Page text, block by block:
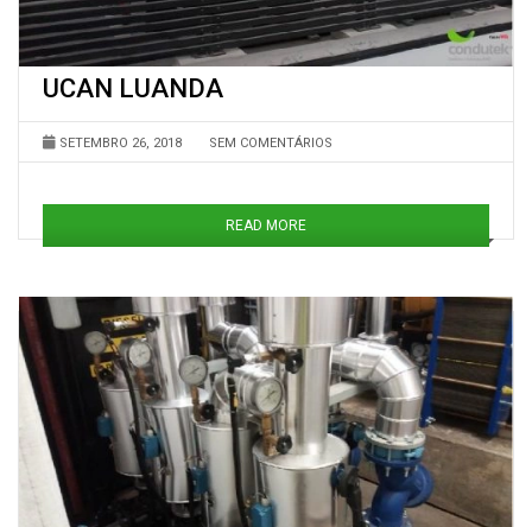
UCAN LUANDA
SETEMBRO 26, 2018 SEM COMENTÁRIOS
READ MORE